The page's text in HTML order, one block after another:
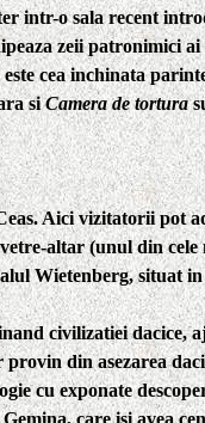
intr-o sala recent
zeii patronimici
cea inchinata
si Camera de tortura
Aici vizitatorii pot
altar (unul din cele
Wietenberg, situat
civilizatiei dacice,
din asezarea
cu exponate
care isi avea